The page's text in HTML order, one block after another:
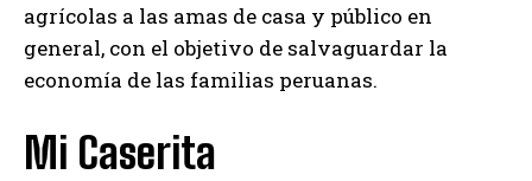
agrícolas a las amas de casa y público en
general, con el objetivo de salvaguardar la
economía de las familias peruanas.
Mi Caserita